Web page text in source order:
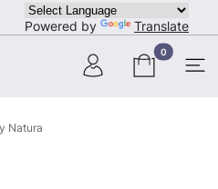
Powered by Translate
Produkty w
Natura